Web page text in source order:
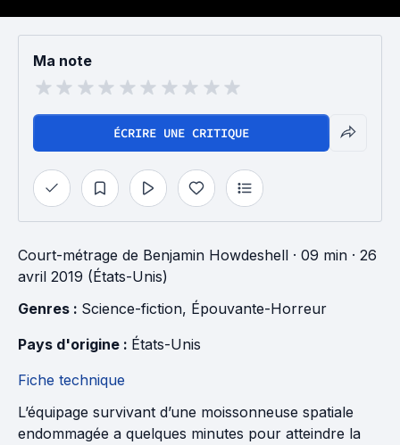
Ma note
ÉCRIRE UNE CRITIQUE
Court-métrage de Benjamin Howdeshell · 09 min · 26
avril 2019 (États-Unis)
Genres : Science-fiction, Épouvante-Horreur
Pays d'origine : États-Unis
Fiche technique
L’équipage survivant d’une moissonneuse spatiale
endommagée a quelques minutes pour atteindre la